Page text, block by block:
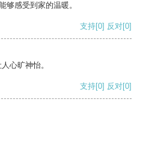
够感受到家的温暖。
支持[0] 反对[0]
心旷神怡。
支持[0] 反对[0]